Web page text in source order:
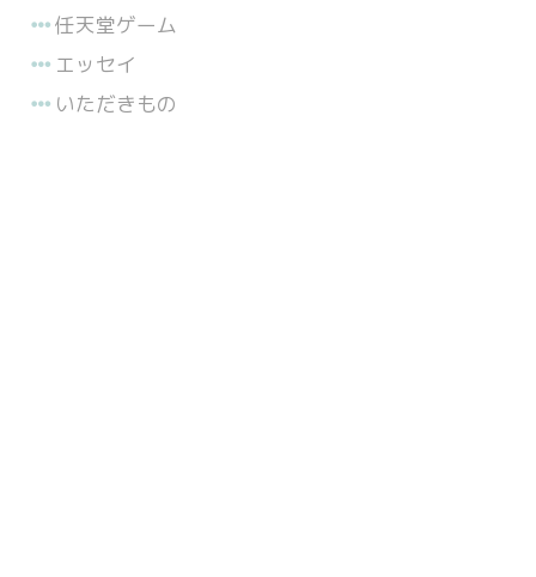
任天堂ゲーム
エッセイ
いただきもの